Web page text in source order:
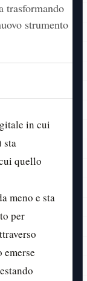
trasformando
strumento
in cui
sta
quello
meno e sta
per